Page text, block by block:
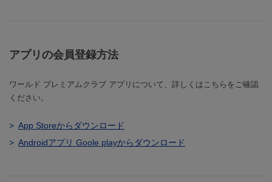
アプリの会員登録方法
ワールド プレミアムクラブ アプリについて、詳しくはこちらをご確認
ください。
App Storeからダウンロード
Androidアプリ Goole playからダウンロード